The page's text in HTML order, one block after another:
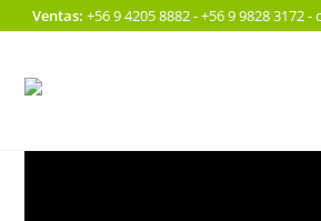
Ventas: +56 9 4205 8882 - +56 9 9828 3172